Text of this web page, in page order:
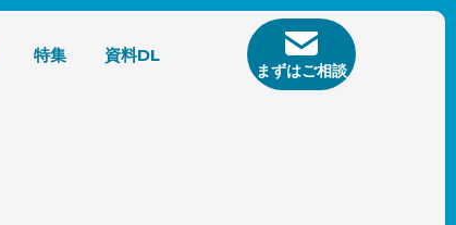
特集 資料DL
まずはご相談